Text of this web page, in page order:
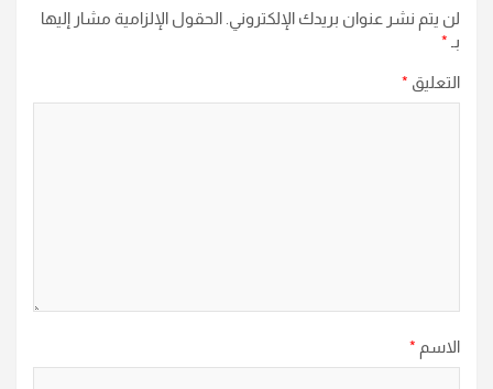
لن يتم نشر عنوان بريدك الإلكتروني. الحقول الإلزامية مشار إليها
بـ *
التعليق *
الاسم *